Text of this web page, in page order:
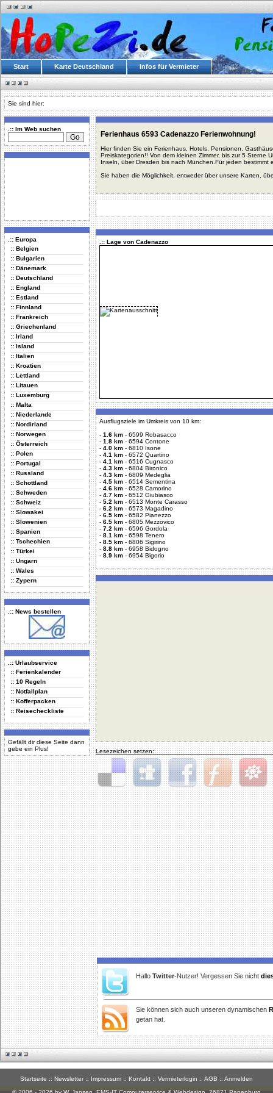
Start Karte Deutschland Infos für Vermieter
Sie sind hier:
.:: Im Web suchen
.:: Europa
:: Belgien
:: Bulgarien
:: Dänemark
:: Deutschland
:: England
:: Estland
:: Finnland
:: Frankreich
:: Griechenland
:: Irland
:: Island
:: Italien
:: Kroatien
:: Lettland
:: Litauen
:: Luxemburg
:: Malta
:: Niederlande
:: Nordirland
:: Norwegen
:: Österreich
:: Polen
:: Portugal
:: Russland
:: Schottland
:: Schweden
:: Schweiz
:: Slowakei
:: Slowenien
:: Spanien
:: Tschechien
:: Türkei
:: Ungarn
:: Wales
:: Zypern
.:: News bestellen
.:: Urlaubservice
:: Ferienkalender
:: 10 Regeln
:: Notfallplan
:: Kofferpacken
:: Reisecheckliste
Gefällt dir diese Seite dann
gebe ein Plus!
Ferienhaus 6593 Cadenazzo Ferienwohnung!
Hier finden Sie ein Ferienhaus, Hotels, Pensionen,
Preiskategorien!! Von dem kleinen Zimmer, bis zur 5 Sterne
Inseln, über Dresden bis nach München.Für jeden bestimmt
Sie haben die Möglichkeit, entweder über unsere Karten,
.:: Lage von Cadenazzo
Ausflugsziele im Umkreis von 10 km:
- 1.6 km - 6599 Robasacco
- 1.8 km - 6594 Contone
- 4.0 km - 6810 Isone
- 4.1 km - 6572 Quartino
- 4.1 km - 6516 Cugnasco
- 4.3 km - 6804 Bironico
- 4.3 km - 6809 Medeglia
- 4.5 km - 6514 Sementina
- 4.6 km - 6528 Camorino
- 4.7 km - 6512 Giubiasco
- 5.2 km - 6513 Monte Carasso
- 6.2 km - 6573 Magadino
- 6.5 km - 6582 Pianezzo
- 6.5 km - 6805 Mezzovico
- 7.2 km - 6596 Gordola
- 8.1 km - 6598 Tenero
- 8.5 km - 6806 Sigirino
- 8.8 km - 6958 Bidogno
- 8.9 km - 6954 Bigorio
Lesezeichen setzen:
Delicious Digg Facebook Furl StudiVZ
Hallo Twitter-Nutzer! Vergessen Sie nicht
Sie können sich auch unseren dynamischen
getan hat.
Startseite :: Newsletter :: Impressum :: Kontakt :: Vermieterlogin :: AGB :: Anmelden